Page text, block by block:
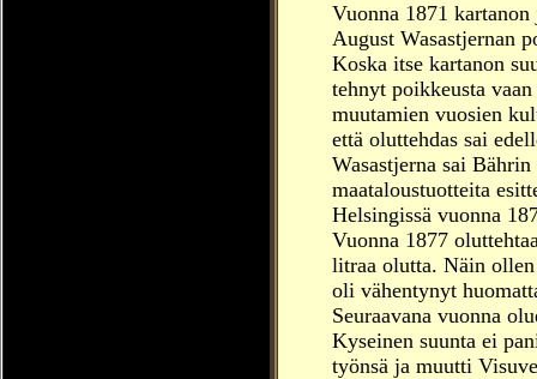
Vuonna 1871
August Wasastjernan
Koska itse kartanon
tehnyt poikkeusta
muutamien vuosien
että oluttehdas sai
Wasastjerna sai
maataloustuotteita
Helsingissä vuonna
Vuonna 1877
litraa olutta. Näin
oli vähentynyt
Seuraavana vuonna
Kyseinen suunta ei
työnsä ja muutti